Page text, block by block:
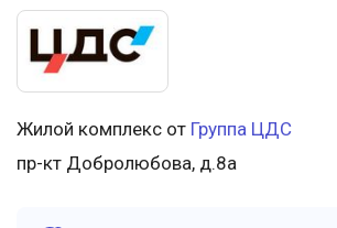
Жилой комплекс от Группа ЦДС
пр-кт Добролюбова, д.8а